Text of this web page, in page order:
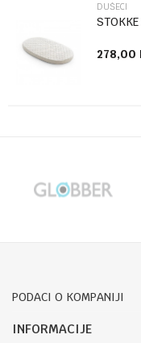
DUŠECI
278,00
PODACI O KOMPANIJI
Bojprom d.o.o.
INFORMACIJE